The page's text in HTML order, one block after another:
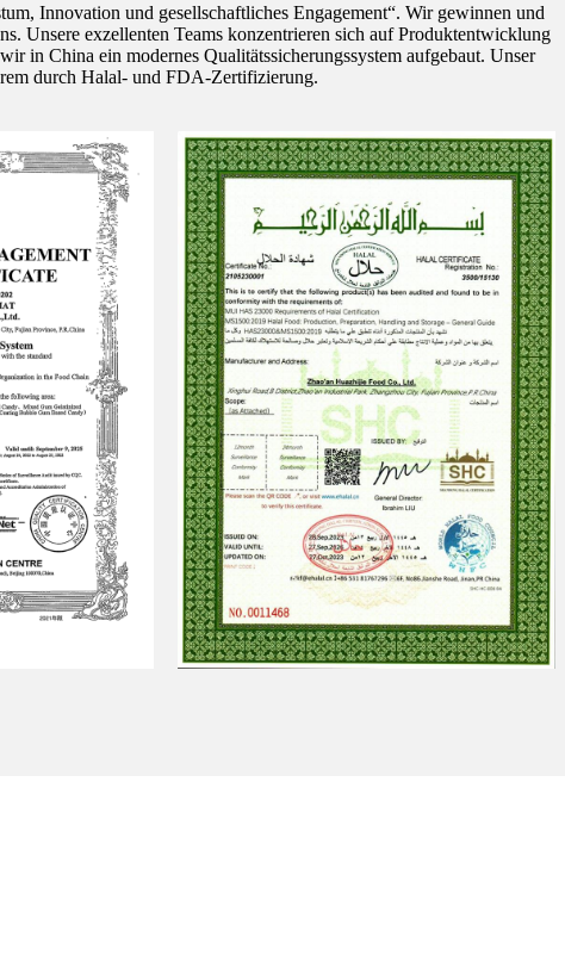
Innovation und gesellschaftliches Engagement“. Wir gewinnen und
Unsere exzellenten Teams konzentrieren sich auf Produktentwicklung
in China ein modernes Qualitätssicherungssystem aufgebaut. Unser
durch Halal- und FDA-Zertifizierung.